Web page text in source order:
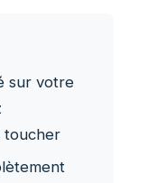
sur votre
toucher